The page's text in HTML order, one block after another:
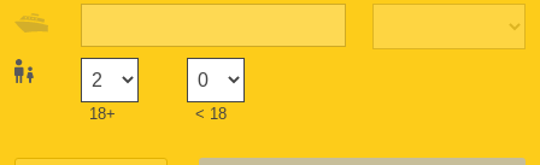
18+ < 18